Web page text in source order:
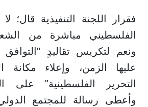
فقرار اللجنة التنفيذية قال؛
الفلسطيني مباشرة من
ونعم لتكريس تقاليدٍ
عليها الزمن، وإعلاء مكانة
التحرير الفلسطينية" على
وأعطى رسالة للمجتمع